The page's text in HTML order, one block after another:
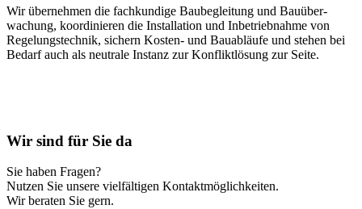
Wir über­nehmen die fach­kundige Bau­be­gleitung und Bau­über­
wachung, koordinieren die Installation und Inbetrieb­nahme von
Regelungs­technik, sichern Kosten- und Bau­abläufe und stehen bei
Bedarf auch als neutrale Instanz zur Konflikt­lösung zur Seite.
Wir sind für Sie da
Sie haben Fragen?
Nutzen Sie unsere viel­fältigen Kontakt­möglichkeiten.
Wir beraten Sie gern.